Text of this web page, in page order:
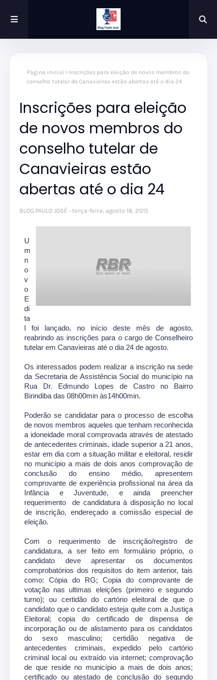
Página inicial
Inscrições para eleição de novos membros do
conselho tutelar de Canavieiras estão abertas até o dia 24
Inscrições para eleição
de novos membros do
conselho tutelar de
Canavieiras estão
abertas até o dia 24
BLOG PAULO JOSÉ terça-feira, agosto 18, 2015
U
m
n
o
v
o
E
di
ta
l foi lançado, no início deste mês de agosto,
reabrindo as inscrições para o cargo de Conselheiro
tutelar em Canavieiras até o dia 24 de agosto.
Os interessados podem realizar a inscrição na sede
da Secretaria de Assistência Social do município na
Rua Dr. Edmundo Lopes de Castro no Bairro
Birindiba das 08h00min às14h00min.
Poderão se candidatar para o processo de escolha
de novos membros aqueles que tenham reconhecida
a idoneidade moral comprovada através de atestado
de antecedentes criminais, idade superior a 21 anos,
estar em dia com a situação militar e eleitoral, residir
no município a mais de dois anos comprovação de
conclusão do ensino médio, apresentem
comprovante de experiência profissional na área da
Infância e Juventude, e ainda preencher
requerimento de candidatura à disposição no local
de inscrição, endereçado a comissão especial de
eleição.
Com o requerimento de inscrição/registro de
candidatura, a ser feito em formulário próprio, o
candidato deve apresentar os documentos
comprobatórios dos requisitos do item anterior, tais
como: Cópia do RG; Copia do comprovante de
votação nas ultimas eleições (primeiro e segundo
turno); ou certidão do cartório eleitoral de que o
candidato que o candidato esteja quite com a Justiça
Eleitoral; copia do certificado de dispensa de
incorporação ou de alistamento para os candidatos
do sexo masculino; certidão negativa de
antecedentes criminais, expedido pelo cartório
criminal local ou extraído via internet; comprovação
de que reside no município a mais de dois anos;
certificado ou atestado de conclusão do segundo